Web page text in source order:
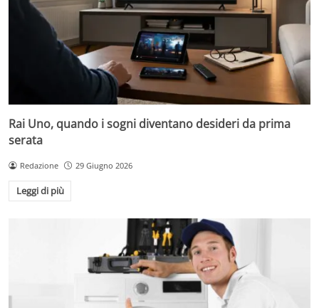
Rai Uno, quando i sogni diventano desideri da prima
serata
Redazione 29 Giugno 2026
Leggi di più